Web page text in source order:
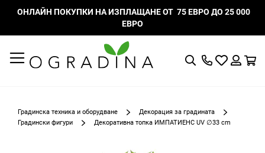
ОНЛАЙН ПОКУПКИ НА ИЗПЛАЩАНЕ ОТ 75 ЕВРО ДО 25 000
ЕВРО
ТърсенеМоят
Градинска техника и оборудване
Декорация за градината
Градински фигури
Декоративна топка ИМПАТИЕНС UV ∅33 cm